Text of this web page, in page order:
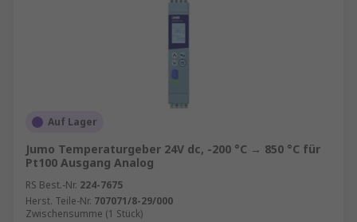
Auf Lager
Jumo Temperaturgeber 24V dc, -200 °C → 850 °C für
Pt100 Ausgang Analog
RS Best.-Nr. 224-7675
Herst. Teile-Nr. 707071/8-29/000
Zwischensumme (1 Stück)